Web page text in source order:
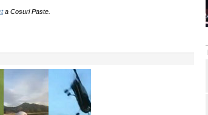
a Cosuri Paste.